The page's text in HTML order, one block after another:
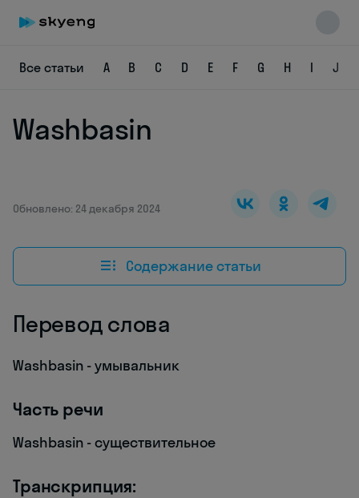
Все статьи A B C D E F G H I J
Washbasin
Обновлено: 24 декабря 2024
Содержание статьи
Перевод слова
Washbasin - умывальник
Часть речи
Washbasin - существительное
Транскрипция: